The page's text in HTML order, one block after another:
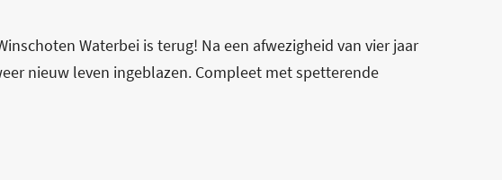
Waterbei is terug! Na een afwezigheid van vier jaar
nieuw leven ingeblazen. Compleet met spetterende